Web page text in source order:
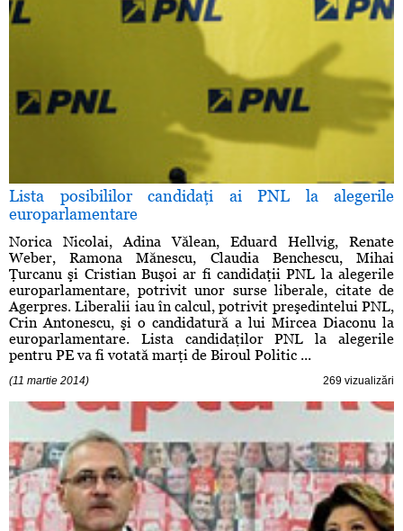
Lista posibililor candidaţi ai PNL la alegerile
europarlamentare
Norica Nicolai, Adina Vălean, Eduard Hellvig, Renate
Weber, Ramona Mănescu, Claudia Benchescu, Mihai
Ţurcanu şi Cristian Buşoi ar fi candidaţii PNL la alegerile
europarlamentare, potrivit unor surse liberale, citate de
Agerpres. Liberalii iau în calcul, potrivit preşedintelui PNL,
Crin Antonescu, şi o candidatură a lui Mircea Diaconu la
europarlamentare. Lista candidaţilor PNL la alegerile
pentru PE va fi votată marţi de Biroul Politic ...
(11 martie 2014) 269 vizualizări